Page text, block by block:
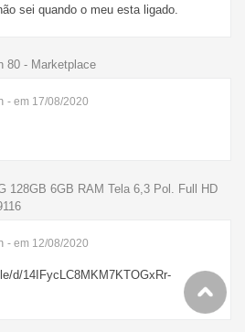
sei quando o meu esta ligado.
80 - Marketplace
- em 17/08/2020
128GB 6GB RAM Tela 6,3 Pol. Full HD
- em 12/08/2020
d/14IFycLC8MKM7KTOGxRr-